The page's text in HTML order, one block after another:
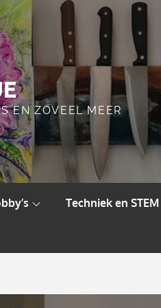
EN ZOVEEL MEER
Techniek en